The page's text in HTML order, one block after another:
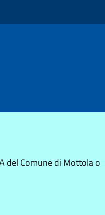
del Comune di Mottola o